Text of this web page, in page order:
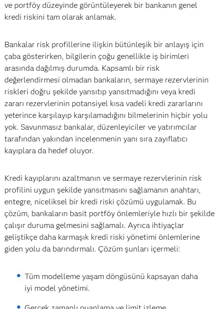
ve portföy düzeyinde görüntüleyerek bir bankanın genel
kredi riskini tam olarak anlamak.
Bankalar risk profillerine ilişkin bütünleşik bir anlayış için
çaba gösterirken, bilgilerin çoğu genellikle iş birimleri
arasında dağılmış durumda. Kapsamlı bir risk
değerlendirmesi olmadan bankaların, sermaye rezervlerinin
riskleri doğru şekilde yansıtıp yansıtmadığını veya kredi
zararı rezervlerinin potansiyel kısa vadeli kredi zararlarını
yeterince karşılayıp karşılamadığını bilmelerinin hiçbir yolu
yok. Savunmasız bankalar, düzenleyiciler ve yatırımcılar
tarafından yakından incelenmenin yanı sıra zayıflatıcı
kayıplara da hedef oluyor.
Kredi kayıplarını azaltmanın ve sermaye rezervlerinin risk
profilini uygun şekilde yansıtmasını sağlamanın anahtarı,
entegre, niceliksel bir kredi riski çözümü uygulamak. Bu
çözüm, bankaların basit portföy önlemleriyle hızlı bir şekilde
çalışır duruma gelmesini sağlamalı. Ayrıca ihtiyaçlar
geliştikçe daha karmaşık kredi riski yönetimi önlemlerine
giden yolu da barındırmalı. Çözüm şunları içermeli:
Tüm modelleme yaşam döngüsünü kapsayan daha
iyi model yönetimi.